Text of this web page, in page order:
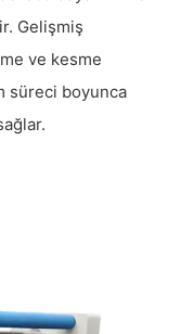
Gelişmiş
ve kesme
süreci boyunca